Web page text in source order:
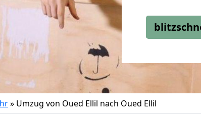
» Umzug von Oued Ellil nach Oued Ellil